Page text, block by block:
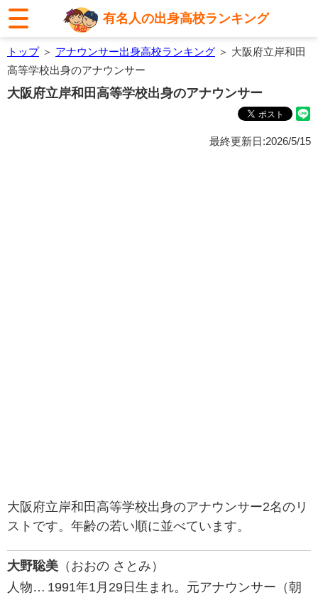
有名人の出身高校ランキング
トップ＞ アナウンサー出身高校ランキング ＞ 大阪府立岸和田
高等学校出身のアナウンサー
大阪府立岸和田高等学校出身のアナウンサー
最終更新日:2026/5/15
大阪府立岸和田高等学校出身のアナウンサー2名のリ
ストです。年齢の若い順に並べています。
大野聡美 （おおの さとみ）
人物… 1991年1月29日生まれ。元アナウンサー（朝